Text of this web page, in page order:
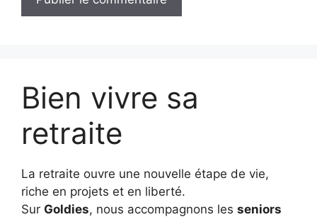
Bien vivre sa
retraite
La retraite ouvre une nouvelle étape de vie,
riche en projets et en liberté.
Sur Goldies, nous accompagnons les seniors